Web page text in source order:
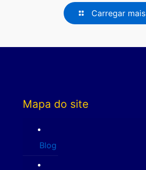
Carregar mais
Mapa do site
Blog